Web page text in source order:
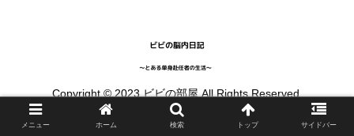
Copyright © 2023 ビビの部屋 All Rights Reserved.
メニュー ホーム 検索 トップ サイドバー